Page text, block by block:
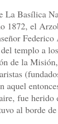
La Basílica
1872, el
Federico
templo a
de la
aquel
fue herido
al borde